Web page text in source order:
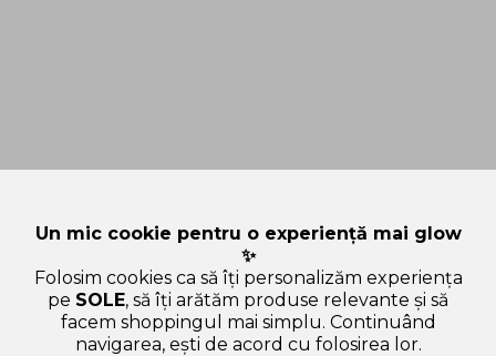
Un mic cookie pentru o experiență mai glow
✨
Folosim cookies ca să îți personalizăm experiența
pe SOLE, să îți arătăm produse relevante și să
facem shoppingul mai simplu. Continuând
navigarea, ești de acord cu folosirea lor.